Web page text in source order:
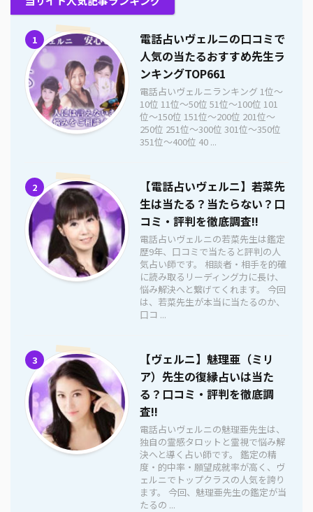
1
電話占いヴェルニの口コミで
人気の当たるおすすめ先生ラ
ンキングTOP661
電話占いヴェルニランキング 1位〜
10位 11位〜50位 51位〜100位 101
位〜150位 151位〜200位 201位〜
250位 251位〜300位 301位〜350位
351位〜400位 40 ...
2
【電話占いヴェルニ】若菜先
生は当たる？当たらない？口
コミ・評判を徹底調査!!
電話占いヴェルニの若菜先生は鑑定
歴9年、口コミで当たると評判の人
気占い師です。 相談者・相手を的確
に読み取るリーディング力に長け、
悩み解決へと繋げてくれます。 今回
は、若菜先生が本当に当たるのか、
口コ ...
3
【ヴェルニ】魅理亜（ミリ
ア）先生の復縁占いは当た
る？口コミ・評判を徹底調
査!!
電話占いヴェルニの魅理亜先生は、
独自の霊感タロットと霊視で悩み解
決へと導く占い師です。 鑑定の精
度・的中率・願望成就率が高く、ヴ
ェルニでトップクラスの人気を誇り
ます。 今回、魅理亜先生の鑑定が当
たるの ...